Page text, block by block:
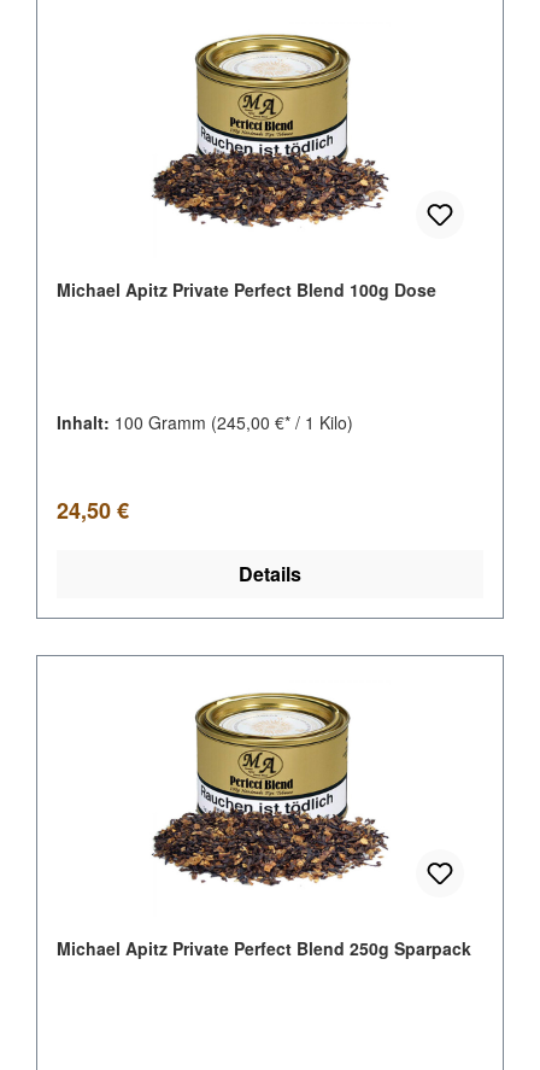
Michael Apitz Private Perfect Blend 100g Dose
Inhalt: 100 Gramm (245,00 €* / 1 Kilo)
Regulärer Preis:
24,50 €
Details
Michael Apitz Private Perfect Blend 250g Sparpack